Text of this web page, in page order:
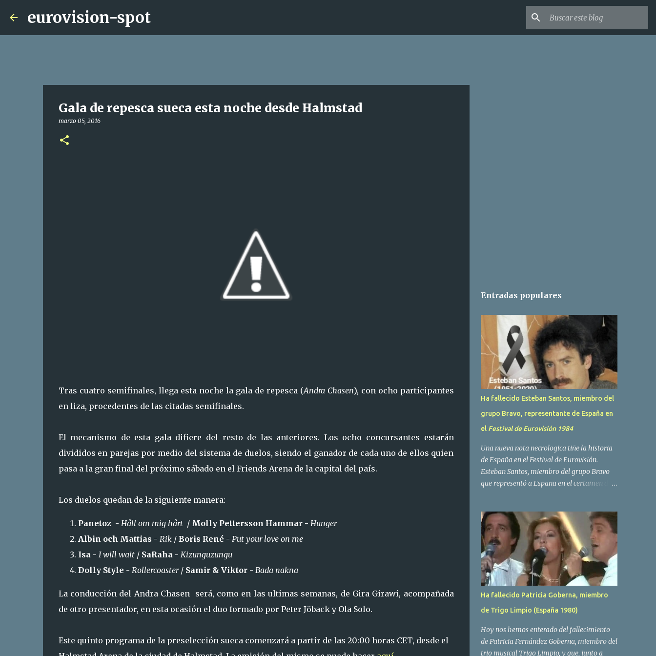
eurovision-spot
Gala de repesca sueca esta noche desde Halmstad
marzo 05, 2016
Tras cuatro semifinales, llega esta noche la gala de repesca (Andra Chasen), con ocho participantes
en liza, procedentes de las citadas semifinales.
El mecanismo de esta gala difiere del resto de las anteriores. Los ocho concursantes estarán
divididos en parejas por medio del sistema de duelos, siendo el ganador de cada uno de ellos quien
pasa a la gran final del próximo sábado en el Friends Arena de la capital del país.
Los duelos quedan de la siguiente manera:
Panetoz- Håll om mig hårt/ Molly Pettersson Hammar- Hunger
Albin och Mattias - Rik/ Boris René - Put your love on me
Isa- I will wait/ SaRaha - Kizunguzungu
Dolly Style - Rollercoaster/ Samir & Viktor- Bada nakna
La conducción del Andra Chasen será, como en las ultimas semanas, de Gira Girawi, acompañada
de otro presentador, en esta ocasión el duo formado por Peter Jöback y Ola Solo.
Este quinto programa de la preselección sueca comenzará a partir de las 20:00 horas CET, desde el
Entradas populares
Ha fallecido Esteban Santos, miembro del
grupo Bravo, representante de España en
el Festival de Eurovisión 1984
Una nueva nota necrologica tiñe la historia
de España en el Festival de Eurovisión.
Esteban Santos, miembro del grupo Bravo
que representó a España en el certamen del
su compañera y principal vocalista en la
formación musical, Amaya Saizar, la que ha
dado a conocer la noticia al publico a traves
de las redes sociales. Nacido en Tolosa en
1951, durante su epoca universitaria en la
carrera de empresariales conoció al
estudiante de medicina Luis Villar,
comenzando a actuar juntos,Santos a la
guitarra y Villar al piano, sin atreverse a dar
esto cambió gracias a la propia Amaia
Saizar, que tras su abandono de Trigo
Ha fallecido Patricia Goberna, miembro
de Trigo Limpio (España 1980)
Hoy nos hemos enterado del fallecimiento
de Patricia Fernández Goberna, miembro del
trio musical Trigo Limpio, y que, junto a